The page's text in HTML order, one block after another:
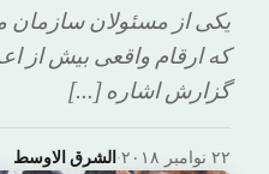
یکی از مسئولان سازمان
که ارقام واقعی بیش از
گزارش اشاره […]
الشرق الاوسط· ۲۲ نوامبر ۲۰۱۸